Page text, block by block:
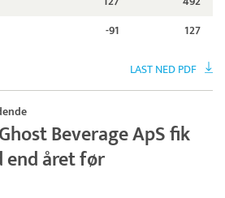
-91 127
LAST NED PDF
Beverage ApS fik
end året før